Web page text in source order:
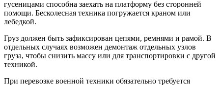
гусеницами способна заехать на платформу без сторонней
помощи. Бесколесная техника погружается краном или
лебедкой.
Груз должен быть зафиксирован цепями, ремнями и рамой. В
отдельных случаях возможен демонтаж отдельных узлов
груза, чтобы снизить массу или для транспортировки с другой
техникой.
При перевозке военной техники обязательно требуется